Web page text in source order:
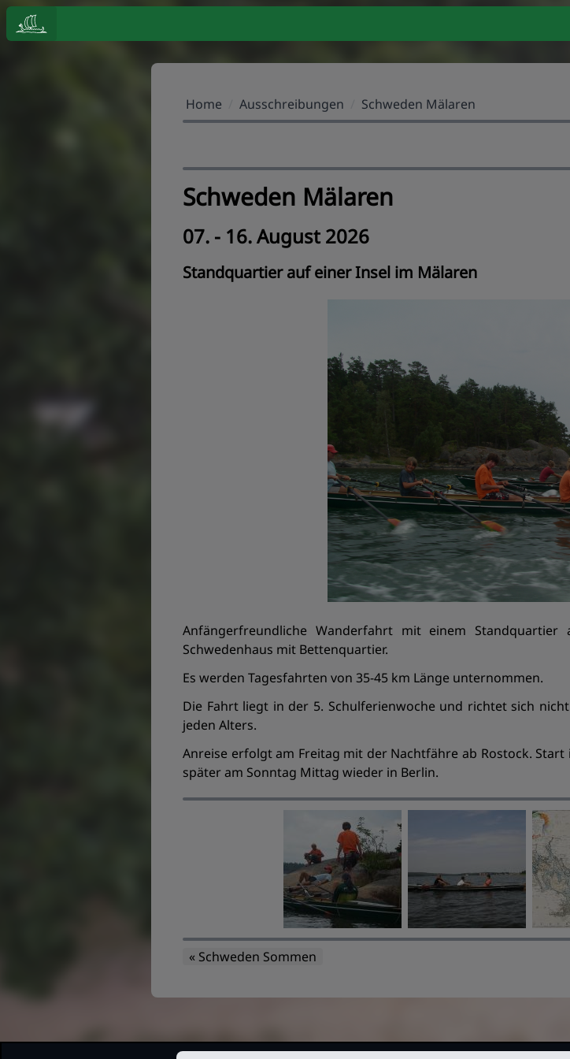
Home Ausschreibungen Schweden Mälaren
Schweden Mälaren
07. - 16. August 2026
Standquartier auf einer Insel im Mälaren
Anfängerfreundliche Wanderfahrt mit einem
Schwedenhaus mit Bettenquartier.
Es werden Tagesfahrten von 35-45 km Länge unternommen.
Die Fahrt liegt in der 5. Schulferienwoche und richtet sich
jeden Alters.
Anreise erfolgt am Freitag mit der Nachtfähre ab Rostock.
später am Sonntag Mittag wieder in Berlin.
« Schweden Sommen